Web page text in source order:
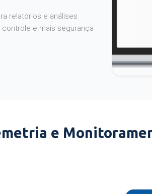
relatórios e análises
e mais segurança
e